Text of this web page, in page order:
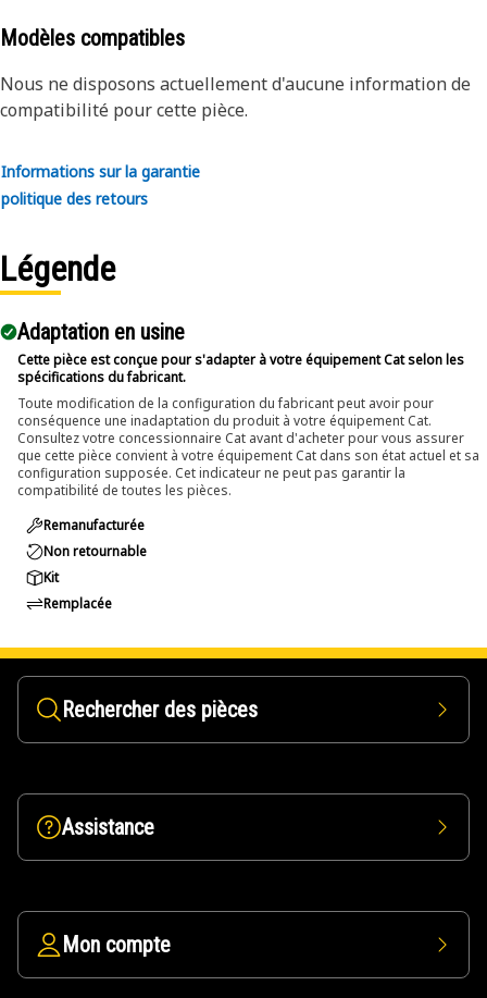
conditions.
slippage and damage to fasteners.
• Provided with 6-point deep length for secure grip on
• Black oxide finish offers increased resistance to rust and
corrosion.
An Impact Socket is utilized in the assembly areas of the
equipment, for servicing where high torque and accurate fit
are required for disassembly and reassembly.
Modèles compatibles
Nous ne disposons actuellement d'aucune information de
compatibilité pour cette pièce.
Informations sur la garantie
politique des retours
Légende
Adaptation en usine
Cette pièce est conçue pour s'adapter à votre équipement Cat selon les
spécifications du fabricant.
Toute modification de la configuration du fabricant peut avoir pour
conséquence une inadaptation du produit à votre équipement Cat.
Consultez votre concessionnaire Cat avant d'acheter pour vous assurer
que cette pièce convient à votre équipement Cat dans son état actuel et sa
configuration supposée. Cet indicateur ne peut pas garantir la
compatibilité de toutes les pièces.
Remanufacturée
Non retournable
Kit
Remplacée
Rechercher des pièces
Assistance
Mon compte